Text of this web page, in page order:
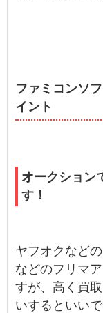
ファミコンソ
イント
オークション
す！
ヤフオクなど
などのフリマ
すが、高く買
いするといいで